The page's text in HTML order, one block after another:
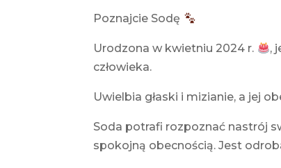
Poznajcie Sodę
Urodzona w kwietniu 2024 r.
,
człowieka.
Uwielbia głaski i mizianie, a jej
Soda potrafi rozpoznać nastrój
spokojną obecnością. Jest